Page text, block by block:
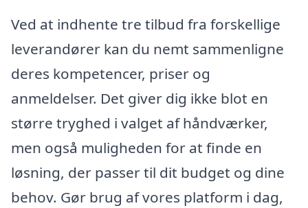
Ved at indhente tre tilbud fra forskellige
leverandører kan du nemt sammenligne
deres kompetencer, priser og
anmeldelser. Det giver dig ikke blot en
større tryghed i valget af håndværker,
men også muligheden for at finde en
løsning, der passer til dit budget og dine
behov. Gør brug af vores platform i dag,